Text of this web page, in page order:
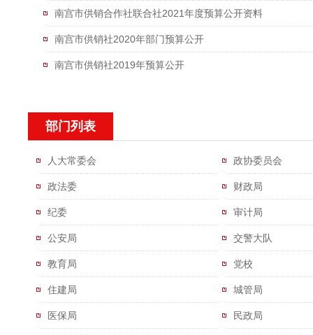
南宫市供销合作社联合社2021年度预算公开资料
南宫市供销社2020年部门预算公开
南宫市供销社2019年预算公开
部门列表
人大常委会 政协委员会
政法委 财政局
纪委 审计局
公安局 交警大队
教育局 党校
住建局 城管局
医保局 民政局